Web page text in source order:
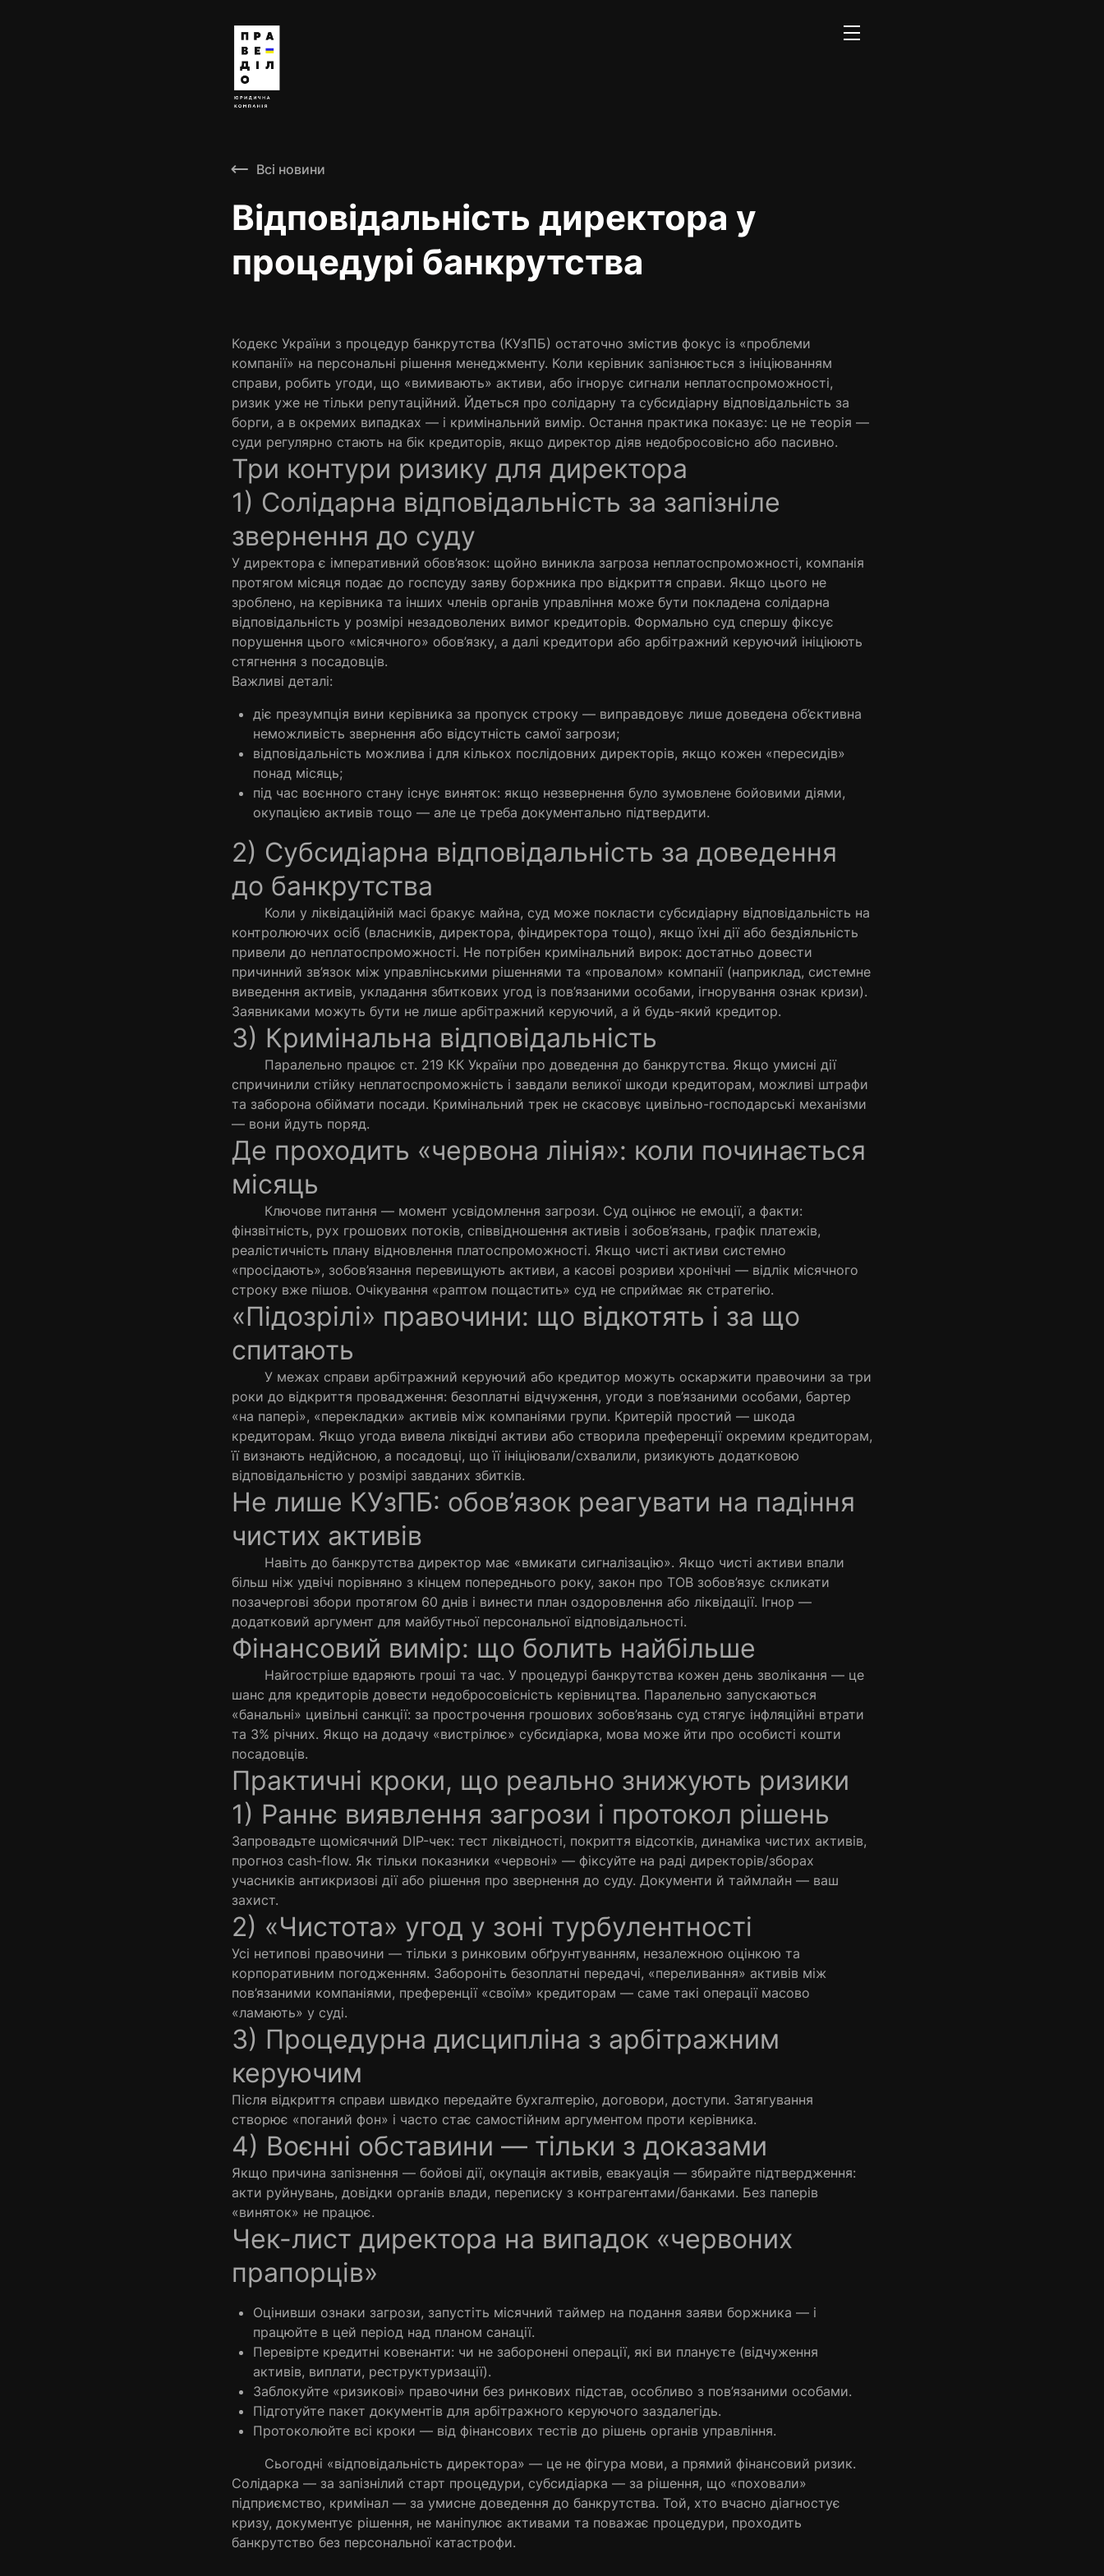
Всі новини
Відповідальність директора у
процедурі банкрутства
Кодекс України з процедур банкрутства (КУзПБ) остаточно змістив фокус із «проблеми
компанії» на персональні рішення менеджменту. Коли керівник запізнюється з ініціюванням
справи, робить угоди, що «вимивають» активи, або ігнорує сигнали неплатоспроможності,
ризик уже не тільки репутаційний. Йдеться про солідарну та субсидіарну відповідальність за
борги, а в окремих випадках — і кримінальний вимір. Остання практика показує: це не теорія —
суди регулярно стають на бік кредиторів, якщо директор діяв недобросовісно або пасивно.
Три контури ризику для директора
1) Солідарна відповідальність за запізніле
звернення до суду
У директора є імперативний обов’язок: щойно виникла загроза неплатоспроможності, компанія
протягом місяця подає до госпсуду заяву боржника про відкриття справи. Якщо цього не
зроблено, на керівника та інших членів органів управління може бути покладена солідарна
відповідальність у розмірі незадоволених вимог кредиторів. Формально суд спершу фіксує
порушення цього «місячного» обов’язку, а далі кредитори або арбітражний керуючий ініціюють
стягнення з посадовців.
Важливі деталі:
діє презумпція вини керівника за пропуск строку — виправдовує лише доведена об’єктивна
неможливість звернення або відсутність самої загрози;
відповідальність можлива і для кількох послідовних директорів, якщо кожен «пересидів»
понад місяць;
під час воєнного стану існує виняток: якщо незвернення було зумовлене бойовими діями,
окупацією активів тощо — але це треба документально підтвердити.
2) Субсидіарна відповідальність за доведення
до банкрутства
Коли у ліквідаційній масі бракує майна, суд може покласти субсидіарну відповідальність на
контролюючих осіб (власників, директора, фіндиректора тощо), якщо їхні дії або бездіяльність
привели до неплатоспроможності. Не потрібен кримінальний вирок: достатньо довести
причинний зв’язок між управлінськими рішеннями та «провалом» компанії (наприклад, системне
виведення активів, укладання збиткових угод із пов’язаними особами, ігнорування ознак кризи).
Заявниками можуть бути не лише арбітражний керуючий, а й будь-який кредитор.
3) Кримінальна відповідальність
Паралельно працює ст. 219 КК України про доведення до банкрутства. Якщо умисні дії
спричинили стійку неплатоспроможність і завдали великої шкоди кредиторам, можливі штрафи
та заборона обіймати посади. Кримінальний трек не скасовує цивільно-господарські механізми
— вони йдуть поряд.
Де проходить «червона лінія»: коли починається
місяць
Ключове питання — момент усвідомлення загрози. Суд оцінює не емоції, а факти:
фінзвітність, рух грошових потоків, співвідношення активів і зобов’язань, графік платежів,
реалістичність плану відновлення платоспроможності. Якщо чисті активи системно
«просідають», зобов’язання перевищують активи, а касові розриви хронічні — відлік місячного
строку вже пішов. Очікування «раптом пощастить» суд не сприймає як стратегію.
«Підозрілі» правочини: що відкотять і за що
спитають
У межах справи арбітражний керуючий або кредитор можуть оскаржити правочини за три
роки до відкриття провадження: безоплатні відчуження, угоди з пов’язаними особами, бартер
«на папері», «перекладки» активів між компаніями групи. Критерій простий — шкода
кредиторам. Якщо угода вивела ліквідні активи або створила преференції окремим кредиторам,
її визнають недійсною, а посадовці, що її ініціювали/схвалили, ризикують додатковою
відповідальністю у розмірі завданих збитків.
Не лише КУзПБ: обов’язок реагувати на падіння
чистих активів
Навіть до банкрутства директор має «вмикати сигналізацію». Якщо чисті активи впали
більш ніж удвічі порівняно з кінцем попереднього року, закон про ТОВ зобов’язує скликати
позачергові збори протягом 60 днів і винести план оздоровлення або ліквідації. Ігнор —
додатковий аргумент для майбутньої персональної відповідальності.
Фінансовий вимір: що болить найбільше
Найгостріше вдаряють гроші та час. У процедурі банкрутства кожен день зволікання — це
шанс для кредиторів довести недобросовісність керівництва. Паралельно запускаються
«банальні» цивільні санкції: за прострочення грошових зобов’язань суд стягує інфляційні втрати
та 3% річних. Якщо на додачу «вистрілює» субсидіарка, мова може йти про особисті кошти
посадовців.
Практичні кроки, що реально знижують ризики
1) Раннє виявлення загрози і протокол рішень
Запровадьте щомісячний DIP-чек: тест ліквідності, покриття відсотків, динаміка чистих активів,
прогноз cash-flow. Як тільки показники «червоні» — фіксуйте на раді директорів/зборах
учасників антикризові дії або рішення про звернення до суду. Документи й таймлайн — ваш
захист.
2) «Чистота» угод у зоні турбулентності
Усі нетипові правочини — тільки з ринковим обґрунтуванням, незалежною оцінкою та
корпоративним погодженням. Забороніть безоплатні передачі, «переливання» активів між
пов’язаними компаніями, преференції «своїм» кредиторам — саме такі операції масово
«ламають» у суді.
3) Процедурна дисципліна з арбітражним
керуючим
Після відкриття справи швидко передайте бухгалтерію, договори, доступи. Затягування
створює «поганий фон» і часто стає самостійним аргументом проти керівника.
4) Воєнні обставини — тільки з доказами
Якщо причина запізнення — бойові дії, окупація активів, евакуація — збирайте підтвердження:
акти руйнувань, довідки органів влади, переписку з контрагентами/банками. Без паперів
«виняток» не працює.
Чек-лист директора на випадок «червоних
прапорців»
Оцінивши ознаки загрози, запустіть місячний таймер на подання заяви боржника — і
працюйте в цей період над планом санації.
Перевірте кредитні ковенанти: чи не заборонені операції, які ви плануєте (відчуження
активів, виплати, реструктуризації).
Заблокуйте «ризикові» правочини без ринкових підстав, особливо з пов’язаними особами.
Підготуйте пакет документів для арбітражного керуючого заздалегідь.
Протоколюйте всі кроки — від фінансових тестів до рішень органів управління.
Сьогодні «відповідальність директора» — це не фігура мови, а прямий фінансовий ризик.
Солідарка — за запізнілий старт процедури, субсидіарка — за рішення, що «поховали»
підприємство, кримінал — за умисне доведення до банкрутства. Той, хто вчасно діагностує
кризу, документує рішення, не маніпулює активами та поважає процедури, проходить
банкрутство без персональної катастрофи.